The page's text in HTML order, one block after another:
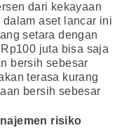
dari kekayaan
dalam aset lancar ini
setara dengan
juta bisa saja
bersih sebesar
terasa kurang
bersih sebesar
risiko